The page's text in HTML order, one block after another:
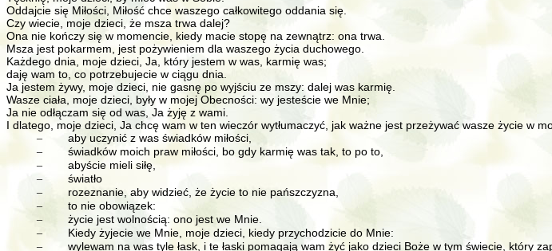
Oddajcie się Miłości, Miłość chce waszego całkowitego oddania się.
Czy wiecie, moje dzieci, że msza trwa dalej?
Ona nie kończy się w momencie, kiedy macie stopę na zewnątrz: ona trwa.
Msza jest pokarmem, jest pożywieniem dla waszego życia duchowego.
Każdego dnia, moje dzieci, Ja, który jestem w was, karmię was;
daję wam to, co potrzebujecie w ciągu dnia.
Ja jestem żywy, moje dzieci, nie gasnę po wyjściu ze mszy: dalej was karmię.
Wasze ciała, moje dzieci, były w mojej Obecności: wy jesteście we Mnie;
Ja nie odłączam się od was, Ja żyję z wami.
I dlatego, moje dzieci, Ja chcę wam w ten wieczór wytłumaczyć, jak ważne jest przeżywać wasze życie w
– aby uczynić z was świadków miłości,
– świadków moich praw miłości, bo gdy karmię was tak, to po to,
– abyście mieli siłę,
– światło
– rozeznanie, aby widzieć, że życie to nie pańszczyzna,
– to nie obowiązek:
– życie jest wolnością: ono jest we Mnie.
– Kiedy żyjecie we Mnie, moje dzieci, kiedy przychodzicie do Mnie:
–
wylewam na was tyle łask, i te łaski pomagają wam żyć jako dzieci Boże w tym świecie, który